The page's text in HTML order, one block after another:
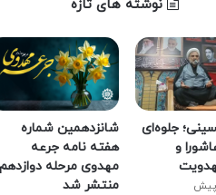
نوشته های تازه
جلوه‌ای
و
شانزدهمین شماره
هفته‌ نامه جرعه
مهدوی مرحله دوازدهم
منتشر شد